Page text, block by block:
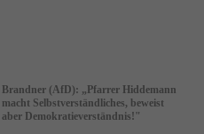
Brandner (AfD): „Pfarrer Hiddemann
macht Selbstverständliches, beweist
aber Demokratieverständnis!"